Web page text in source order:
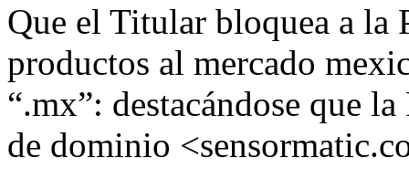
Que el Titular bloquea a la
productos al mercado
“.mx”: destacándose que
de dominio